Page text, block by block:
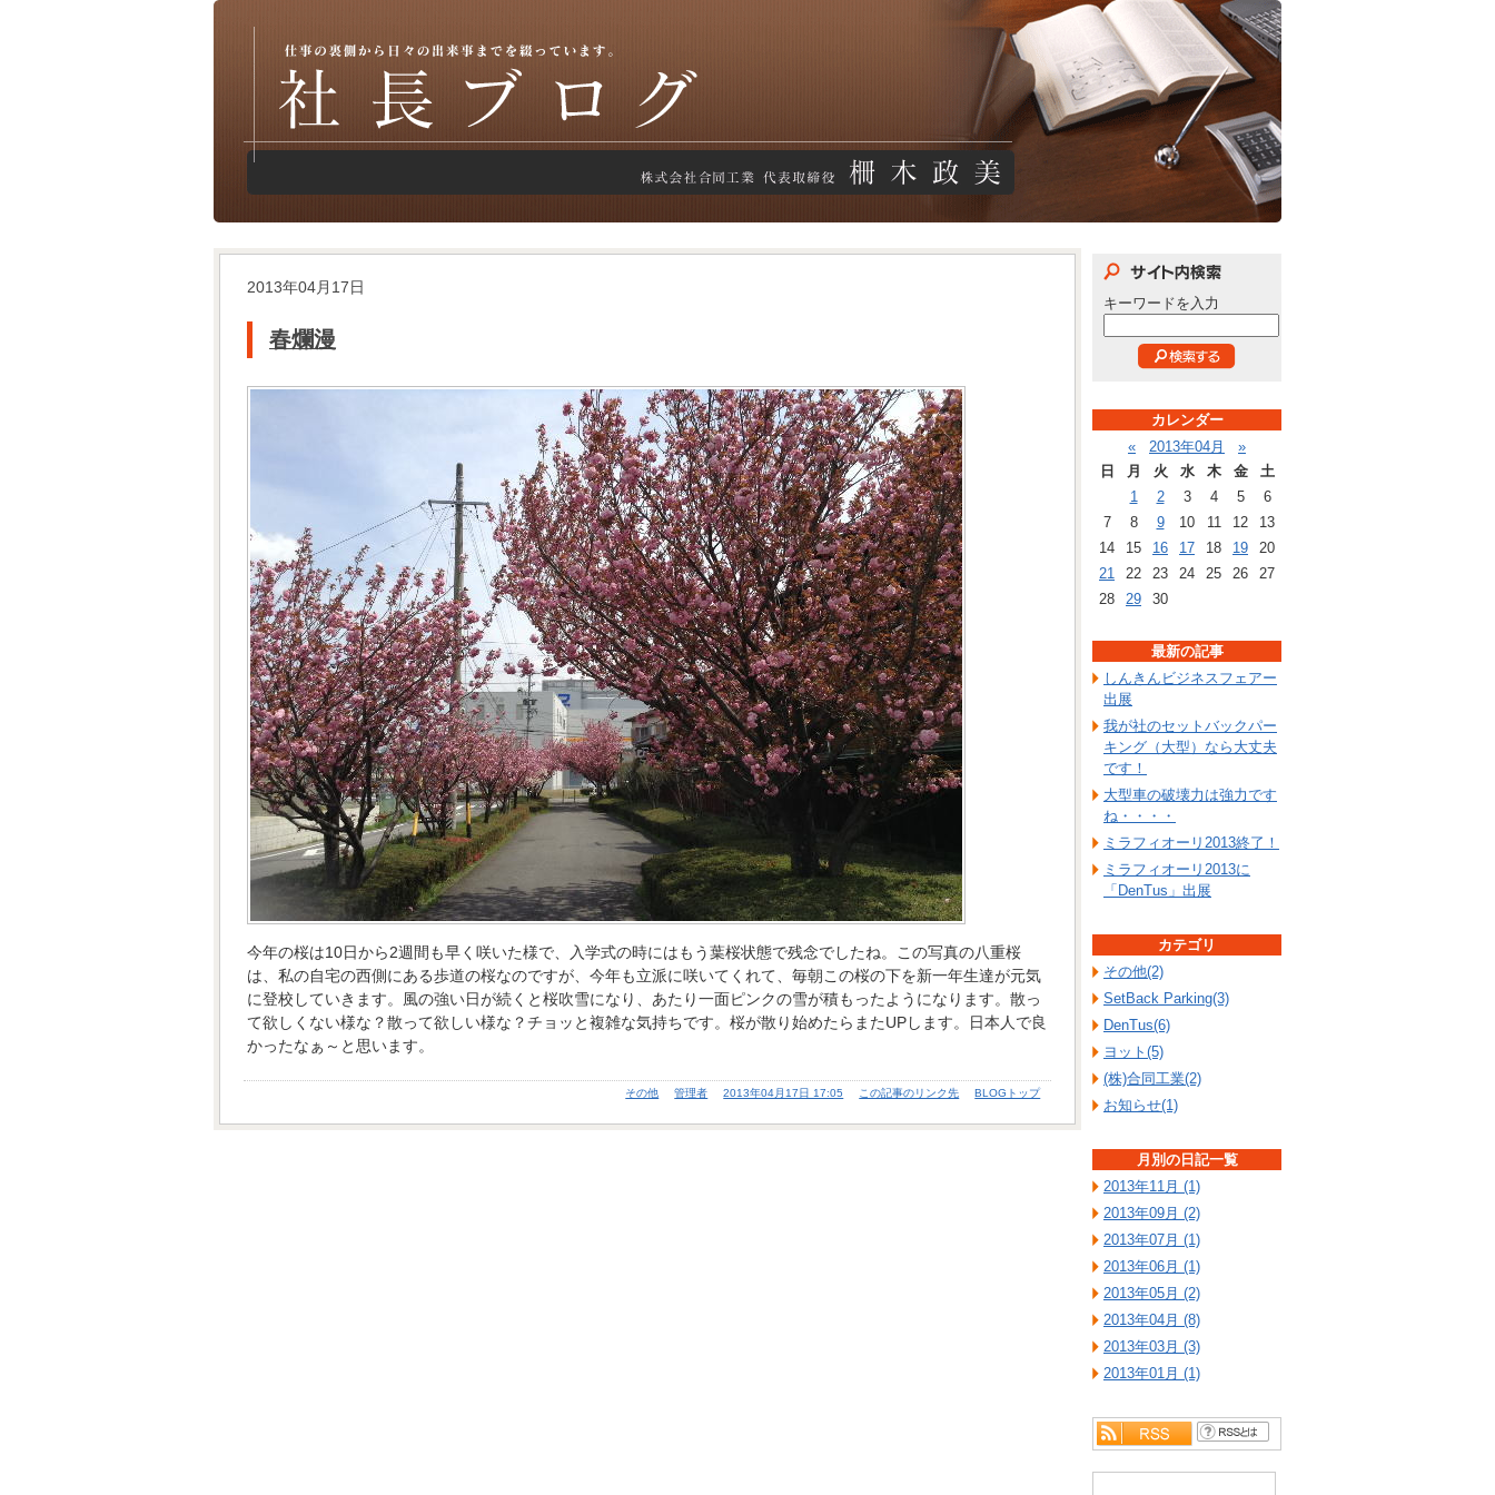
2013年04月17日
春爛漫
今年の桜は10日から2週間も早く咲いた様で、入学式の時にはもう葉桜状態で残念でしたね。この写真の八重桜
は、私の自宅の西側にある歩道の桜なのですが、今年も立派に咲いてくれて、毎朝この桜の下を新一年生達が元気
に登校していきます。風の強い日が続くと桜吹雪になり、あたり一面ピンクの雪が積もったようになります。散っ
て欲しくない様な？散って欲しい様な？チョッと複雑な気持ちです。桜が散り始めたらまたUPします。日本人で良
かったなぁ～と思います。
その他 管理者 2013年04月17日 17:05 この記事のリンク先 BLOGトップ
キーワードを入力
カレンダー
«
2013年04月
»
日
月 火 水 木 金
土
1
2 3 4 5
6
7
8 9 10 11 12
13
14
15 16 17 18 19
20
21
22 23 24 25 26
27
28
29 30
最新の記事
しんきんビジネスフェアー
出展
我が社のセットバックパー
キング（大型）なら大丈夫
です！
大型車の破壊力は強力です
ね・・・・
ミラフィオーリ2013終了！
ミラフィオーリ2013に
「DenTus」出展
カテゴリ
その他(2)
SetBack Parking(3)
DenTus(6)
ヨット(5)
(株)合同工業(2)
お知らせ(1)
月別の日記一覧
2013年11月 (1)
2013年09月 (2)
2013年07月 (1)
2013年06月 (1)
2013年05月 (2)
2013年04月 (8)
2013年03月 (3)
2013年01月 (1)